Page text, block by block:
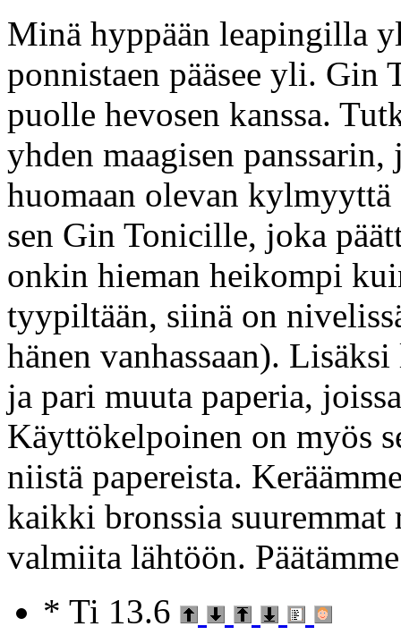
Minä hyppään leapingilla
ponnistaen pääsee yli. Gin
puolle hevosen kanssa.
yhden maagisen
huomaan olevan
sen Gin Tonicille, joka
onkin hieman heikompi
tyypiltään, siinä on
hänen vanhassaan).
ja pari muuta paperia,
Käyttökelpoinen on myös
niistä papereista.
kaikki bronssia
valmiita lähtöön.
* Ti 13.6